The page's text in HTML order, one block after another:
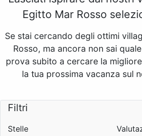
Egitto Mar Rosso
Se stai cercando degli ottimi
Rosso, ma ancora non sai
prova subito a cercare la
la tua prossima vacanza sul
Filtri
Stelle